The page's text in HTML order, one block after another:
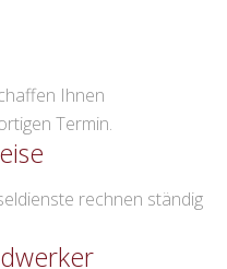
Ihnen
Termin.
rechnen ständig